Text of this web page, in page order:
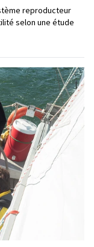
reproducteur
selon une étude